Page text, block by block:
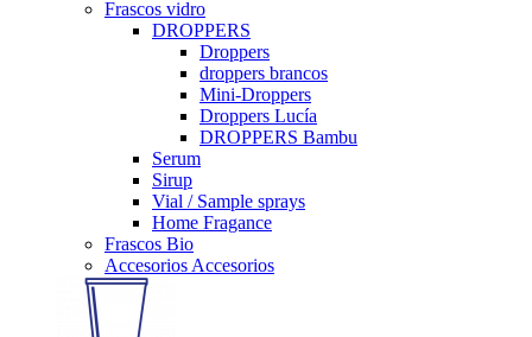
Frascos vidro
DROPPERS
Droppers
droppers brancos
Mini-Droppers
Droppers Lucía
DROPPERS Bambu
Serum
Sirup
Vial / Sample sprays
Home Fragance
Frascos Bio
Accesorios Accesorios